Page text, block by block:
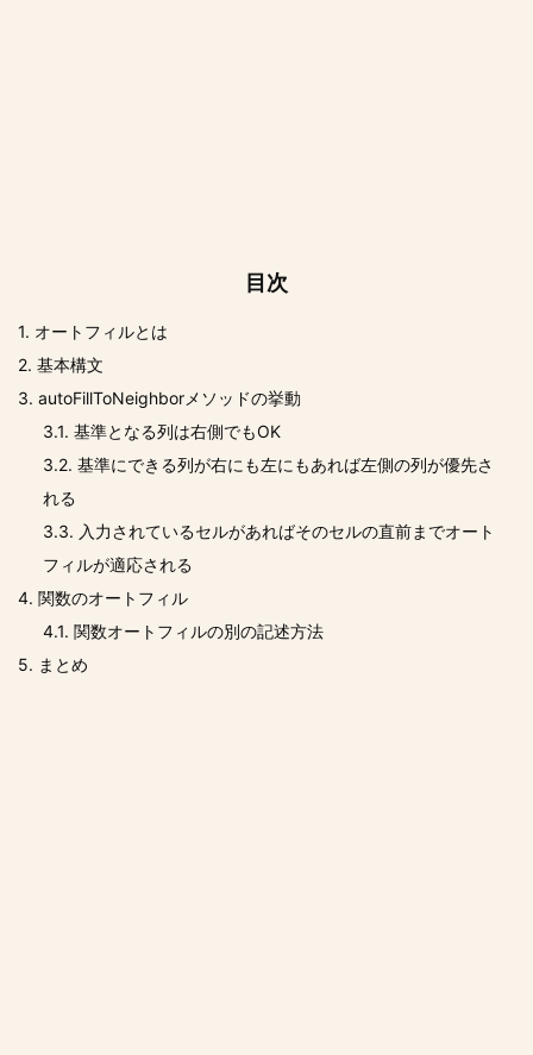
目次
1. オートフィルとは
2. 基本構文
3. autoFillToNeighborメソッドの挙動
3.1. 基準となる列は右側でもOK
3.2. 基準にできる列が右にも左にもあれば左側の列が優先さ
れる
3.3. 入力されているセルがあればそのセルの直前までオート
フィルが適応される
4. 関数のオートフィル
4.1. 関数オートフィルの別の記述方法
5. まとめ